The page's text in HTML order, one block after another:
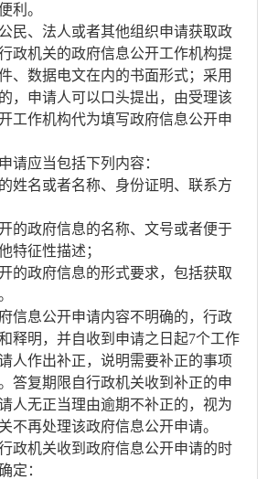
利。
、法人或者其他组织申请获取政
政机关的政府信息公开工作机构提
、数据电文在内的书面形式；采用
，申请人可以口头提出，由受理该
工作机构代为填写政府信息公开申
应当包括下列内容：
名或者名称、身份证明、联系方
政府信息的名称、文号或者便于
特征性描述；
政府信息的形式要求，包括获取
息公开申请内容不明确的，行政
释明，并自收到申请之日起7个工作
人作出补正，说明需要补正的事项
答复期限自行政机关收到补正的申
人无正当理由逾期不补正的，视为
不再处理该政府信息公开申请。
机关收到政府信息公开申请的时
定：